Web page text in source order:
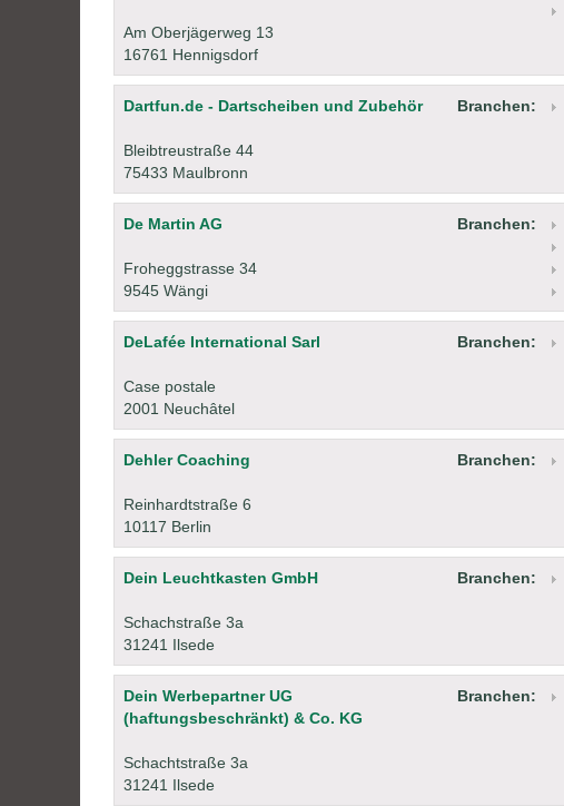
Am Oberjägerweg 13
16761 Hennigsdorf
Dartfun.de - Dartscheiben und Zubehör
Bleibtreustraße 44
75433 Maulbronn
Branchen:
De Martin AG
Froheggstrasse 34
9545 Wängi
Branchen:
DeLafée International Sarl
Case postale
2001 Neuchâtel
Branchen:
Dehler Coaching
Reinhardtstraße 6
10117 Berlin
Branchen:
Dein Leuchtkasten GmbH
Schachstraße 3a
31241 Ilsede
Branchen:
Dein Werbepartner UG
(haftungsbeschränkt) & Co. KG
Schachtstraße 3a
31241 Ilsede
Branchen: